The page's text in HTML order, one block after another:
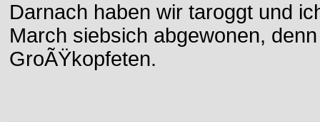
Darnach haben wir taroggt und
March siebsich abgewonen,
GroÃŸkopfeten.